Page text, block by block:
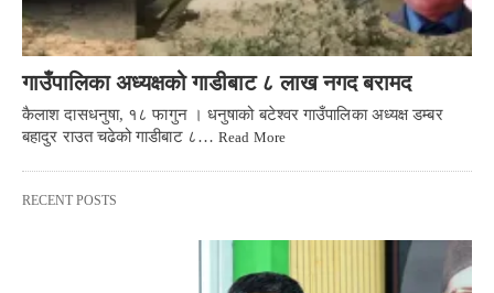
गाउँपालिका अध्यक्षको गाडीबाट ८ लाख नगद बरामद
कैलाश दासधनुषा, १८ फागुन । धनुषाको बटेश्वर गाउँपालिका अध्यक्ष डम्बर
बहादुर राउत चढेको गाडीबाट ८…Read More
RECENT POSTS